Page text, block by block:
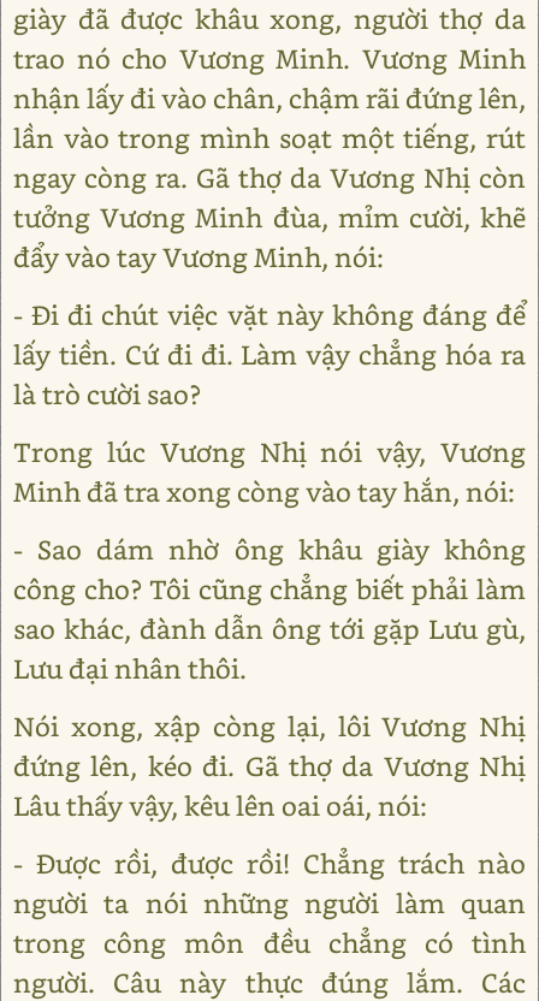
giày đã được khâu xong, người thợ da
trao nó cho Vương Minh. Vương Minh
nhận lấy đi vào chân, chậm rãi đứng lên,
lần vào trong mình soạt một tiếng, rút
ngay còng ra. Gã thợ da Vương Nhị còn
tưởng Vương Minh đùa, mỉm cười, khẽ
đẩy vào tay Vương Minh, nói:
- Đi đi chút việc vặt này không đáng để
lấy tiền. Cứ đi đi. Làm vậy chẳng hóa ra
là trò cười sao?
Trong lúc Vương Nhị nói vậy, Vương
Minh đã tra xong còng vào tay hắn, nói:
- Sao dám nhờ ông khâu giày không
công cho? Tôi cũng chẳng biết phải làm
sao khác, đành dẫn ông tới gặp Lưu gù,
Lưu đại nhân thôi.
Nói xong, xập còng lại, lôi Vương Nhị
đứng lên, kéo đi. Gã thợ da Vương Nhị
Lâu thấy vậy, kêu lên oai oái, nói:
- Được rồi, được rồi! Chẳng trách nào
người ta nói những người làm quan
trong công môn đều chẳng có tình
người. Câu này thực đúng lắm. Các